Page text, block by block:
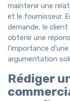
maintenir une
et le fournisseur.
demande, le
obtenir une
l'importance
argumentation
Rédiger